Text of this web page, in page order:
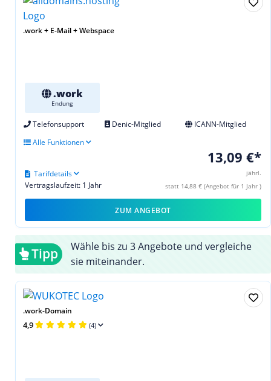
.work + E-Mail + Webspace
.work
Endung
Telefonsupport Denic-Mitglied
ICANN-Mitglied
Alle Funktionen
13,09 €*
jährl.
statt 14,88 € (Angebot für 1 Jahr )
Vertragslaufzeit: 1 Jahr
Tarifdetails
ZUM ANGEBOT
Tipp
Wähle bis zu 3 Angebote und vergleiche
sie miteinander.
.work-Domain
4,9 (4)